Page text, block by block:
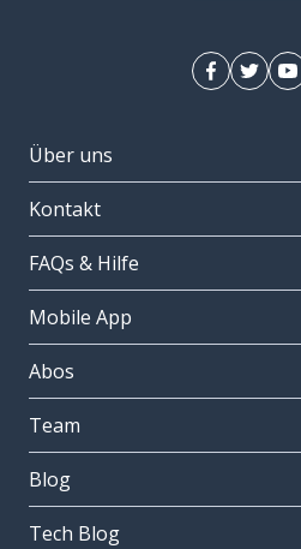
Über uns
Kontakt
FAQs & Hilfe
Mobile App
Abos
Team
Blog
Tech Blog